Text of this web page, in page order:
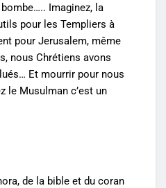
Imaginez, la
pour les Templiers à
pour Jerusalem, même
nous Chrétiens avons
Et mourrir pour nous
le Musulman c’est un
de la bible et du coran